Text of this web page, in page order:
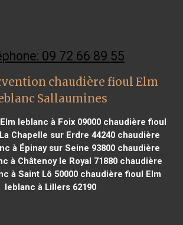
09 72 66 89 55
chaudière fioul Elm
Sallaumines
leblanc à Foix 09000 chaudière fioul
Chapelle sur Erdre 44240chaudière
à Épinay sur Seine 93800 chaudière
à Châtenoy le Royal 71880chaudière
à Saint Lô 50000 chaudière fioul Elm
leblanc à Lillers 62190